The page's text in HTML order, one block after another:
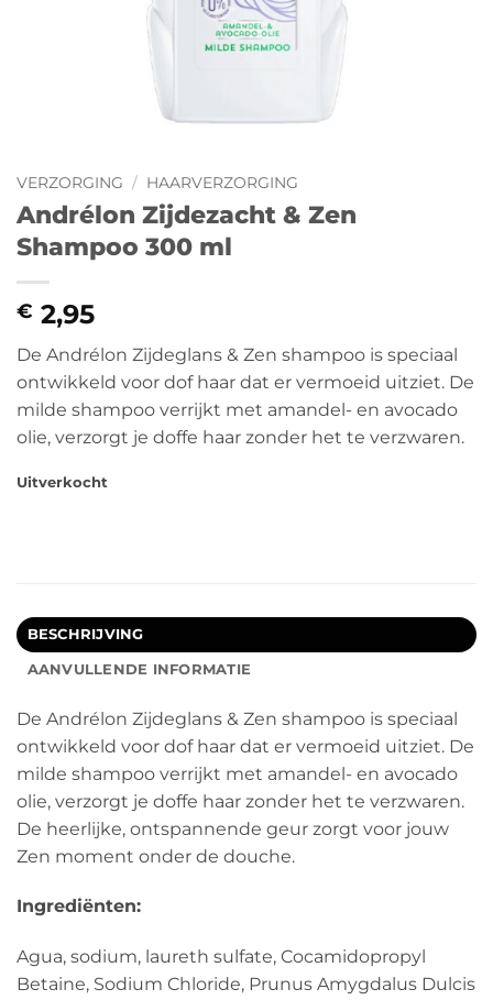
VERZORGING / HAARVERZORGING
Andrélon Zijdezacht & Zen
Shampoo 300 ml
€ 2,95
De Andrélon Zijdeglans & Zen shampoo is speciaal
ontwikkeld voor dof haar dat er vermoeid uitziet. De
milde shampoo verrijkt met amandel- en avocado
olie, verzorgt je doffe haar zonder het te verzwaren.
Uitverkocht
BESCHRIJVING
AANVULLENDE INFORMATIE
De Andrélon Zijdeglans & Zen shampoo is speciaal
ontwikkeld voor dof haar dat er vermoeid uitziet. De
milde shampoo verrijkt met amandel- en avocado
olie, verzorgt je doffe haar zonder het te verzwaren.
De heerlijke, ontspannende geur zorgt voor jouw
Zen moment onder de douche.
Ingrediënten:
Agua, sodium, laureth sulfate, Cocamidopropyl
Betaine, Sodium Chloride, Prunus Amygdalus Dulcis